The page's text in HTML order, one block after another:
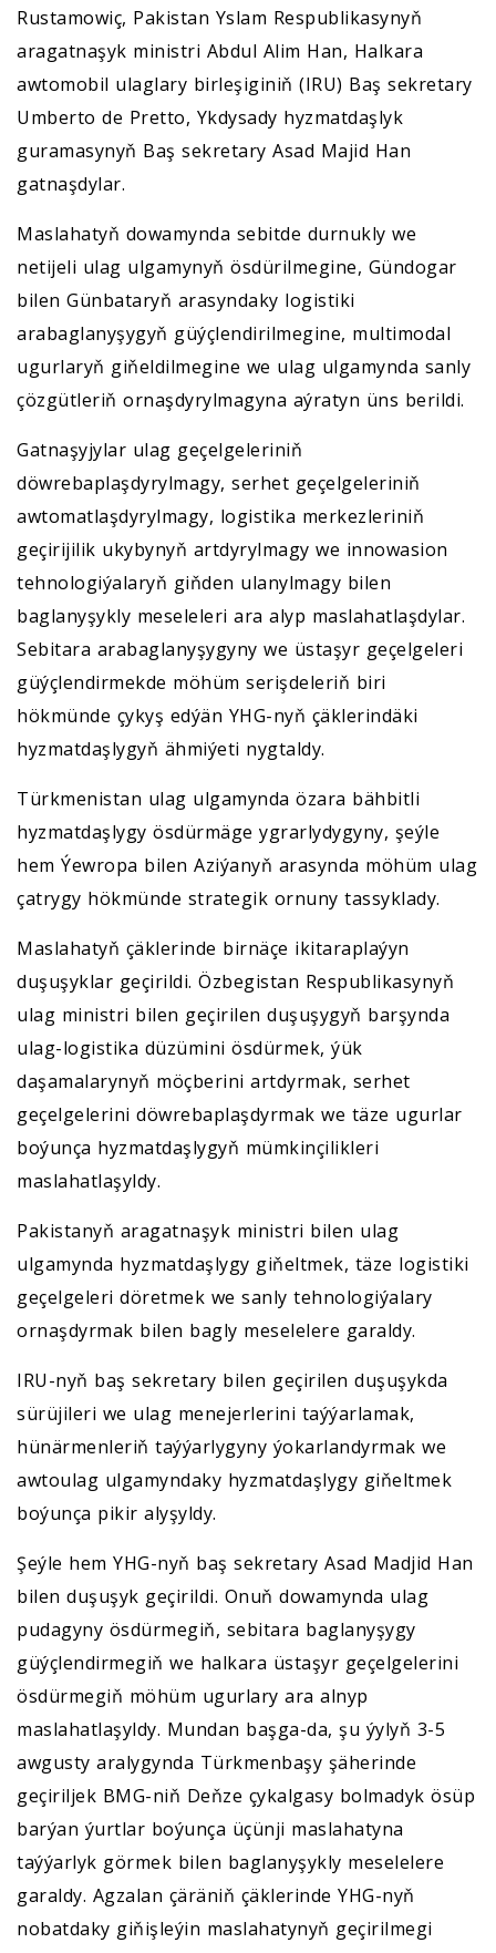
Rustamowiç, Pakistan Yslam Respublikasynyň
aragatnaşyk ministri Abdul Alim Han, Halkara
awtomobil ulaglary birleşiginiň (IRU) Baş sekretary
Umberto de Pretto, Ykdysady hyzmatdaşlyk
guramasynyň Baş sekretary Asad Majid Han
gatnaşdylar.
Maslahatyň dowamynda sebitde durnukly we
netijeli ulag ulgamynyň ösdürilmegine, Gündogar
bilen Günbataryň arasyndaky logistiki
arabaglanyşygyň güýçlendirilmegine, multimodal
ugurlaryň giňeldilmegine we ulag ulgamynda sanly
çözgütleriň ornaşdyrylmagyna aýratyn üns berildi.
Gatnaşyjylar ulag geçelgeleriniň
döwrebaplaşdyrylmagy, serhet geçelgeleriniň
awtomatlaşdyrylmagy, logistika merkezleriniň
geçirijilik ukybynyň artdyrylmagy we innowasion
tehnologiýalaryň giňden ulanylmagy bilen
baglanyşykly meseleleri ara alyp maslahatlaşdylar.
Sebitara arabaglanyşygyny we üstaşyr geçelgeleri
güýçlendirmekde möhüm serişdeleriň biri
hökmünde çykyş edýän YHG-nyň çäklerindäki
hyzmatdaşlygyň ähmiýeti nygtaldy.
Türkmenistan ulag ulgamynda özara bähbitli
hyzmatdaşlygy ösdürmäge ygrarlydygyny, şeýle
hem Ýewropa bilen Aziýanyň arasynda möhüm ulag
çatrygy hökmünde strategik ornuny tassyklady.
Maslahatyň çäklerinde birnäçe ikitaraplaýyn
duşuşyklar geçirildi. Özbegistan Respublikasynyň
ulag ministri bilen geçirilen duşuşygyň barşynda
ulag-logistika düzümini ösdürmek, ýük
daşamalarynyň möçberini artdyrmak, serhet
geçelgelerini döwrebaplaşdyrmak we täze ugurlar
boýunça hyzmatdaşlygyň mümkinçilikleri
maslahatlaşyldy.
Pakistanyň aragatnaşyk ministri bilen ulag
ulgamynda hyzmatdaşlygy giňeltmek, täze logistiki
geçelgeleri döretmek we sanly tehnologiýalary
ornaşdyrmak bilen bagly meselelere garaldy.
IRU-nyň baş sekretary bilen geçirilen duşuşykda
sürüjileri we ulag menejerlerini taýýarlamak,
hünärmenleriň taýýarlygyny ýokarlandyrmak we
awtoulag ulgamyndaky hyzmatdaşlygy giňeltmek
boýunça pikir alyşyldy.
Şeýle hem YHG-nyň baş sekretary Asad Madjid Han
bilen duşuşyk geçirildi. Onuň dowamynda ulag
pudagyny ösdürmegiň, sebitara baglanyşygy
güýçlendirmegiň we halkara üstaşyr geçelgelerini
ösdürmegiň möhüm ugurlary ara alnyp
maslahatlaşyldy. Mundan başga-da, şu ýylyň 3-5
awgusty aralygynda Türkmenbaşy şäherinde
geçiriljek BMG-niň Deňze çykalgasy bolmadyk ösüp
barýan ýurtlar boýunça üçünji maslahatyna
taýýarlyk görmek bilen baglanyşykly meselelere
garaldy. Agzalan çäräniň çäklerinde YHG-nyň
nobatdaky giňişleýin maslahatynyň geçirilmegi